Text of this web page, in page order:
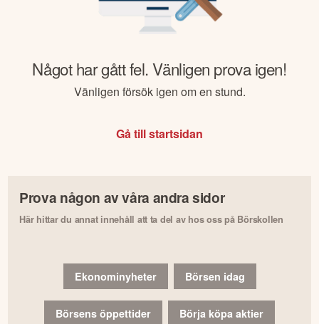
Något har gått fel. Vänligen prova igen!
Vänligen försök igen om en stund.
Gå till startsidan
Prova någon av våra andra sidor
Här hittar du annat innehåll att ta del av hos oss på Börskollen
Ekonominyheter Börsen idag
Börsens öppettider Börja köpa aktier